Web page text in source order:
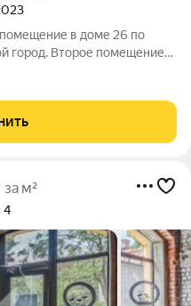
в доме 26 по
город. Второе помещение
и Пахомовской улицы. В
окна со стороны
за м²
4